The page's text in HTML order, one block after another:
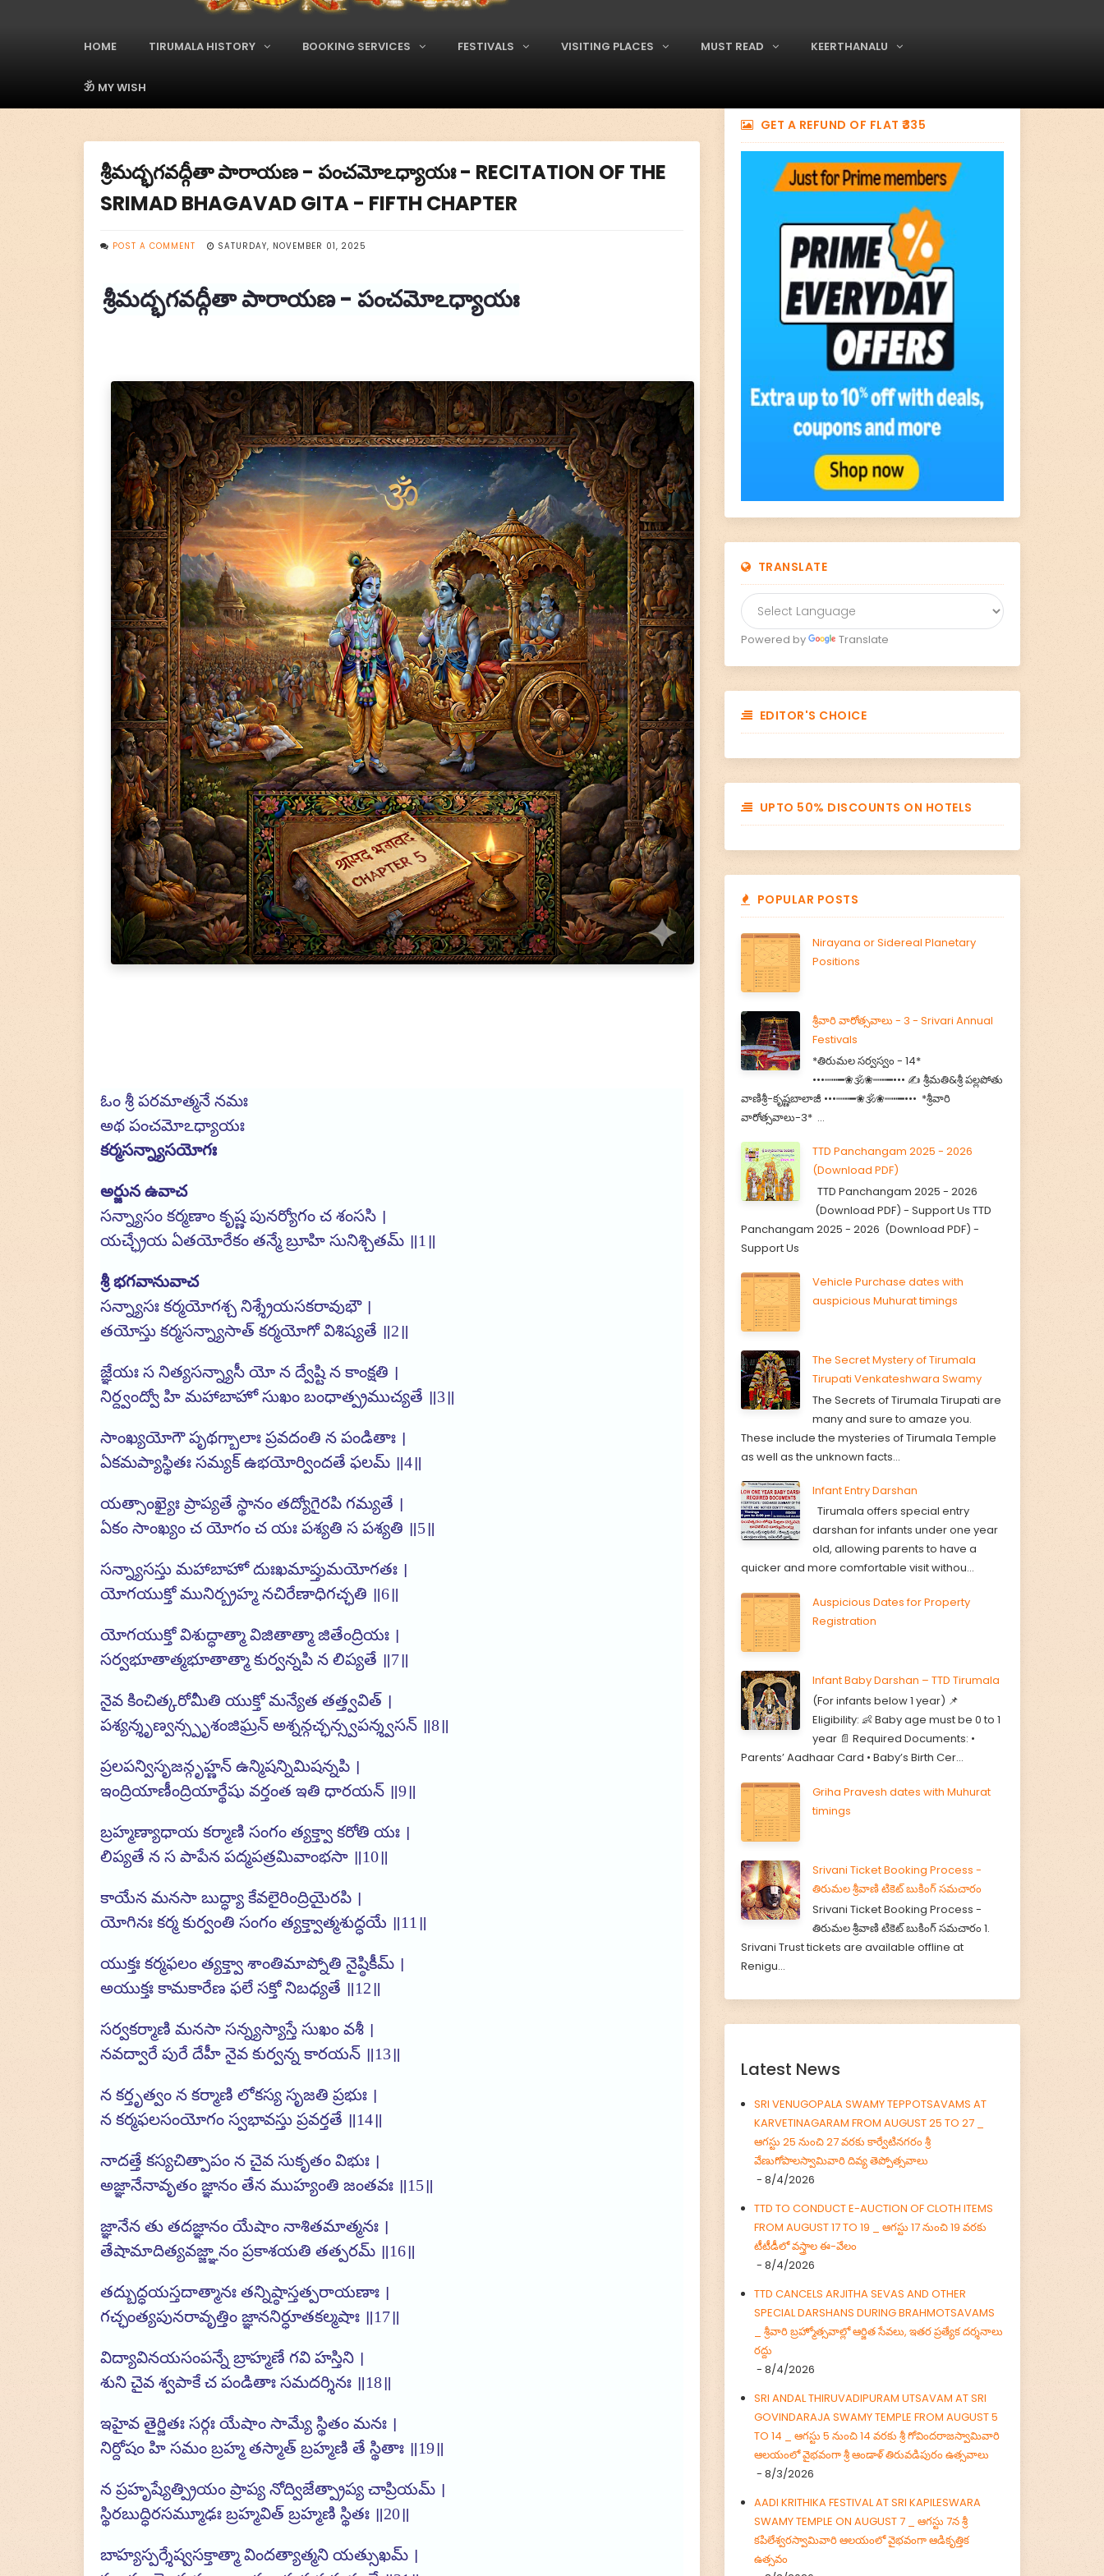
s
M
i
e
HOME TIRUMALA HISTORY BOOKING SERVICES FESTIVALS VISITING PLACES MUST READ KEERTHANALU
ॐ MY WISH
శ్రీమద్భగవద్గీతా పారాయణ - పంచమోఽధ్యాయః - RECITATION OF THE
SRIMAD BHAGAVAD GITA - FIFTH CHAPTER
POST A COMMENT SATURDAY, NOVEMBER 01, 2025
శ్రీమద్భగవద్గీతా పారాయణ - పంచమోఽధ్యాయః
ఓం శ్రీ పరమాత్మనే నమః
అథ పంచమోఽధ్యాయః
కర్మసన్న్యాసయోగః
అర్జున ఉవాచ
సన్న్యాసం కర్మణాం కృష్ణ పునర్యోగం చ శంససి ।
యచ్ఛ్రేయ ఏతయోరేకం తన్మే బ్రూహి సునిశ్చితమ్ ॥1॥
శ్రీ భగవానువాచ
సన్న్యాసః కర్మయోగశ్చ నిశ్శ్రేయసకరావుభౌ ।
తయోస్తు కర్మసన్న్యాసాత్ కర్మయోగో విశిష్యతే ॥2॥
జ్ఞేయః స నిత్యసన్న్యాసీ యో న ద్వేష్టి న కాంక్షతి ।
నిర్ద్వంద్వో హి మహాబాహో సుఖం బంధాత్ప్రముచ్యతే ॥3॥
సాంఖ్యయోగౌ పృథగ్బాలాః ప్రవదంతి న పండితాః ।
ఏకమప్యాస్థితః సమ్యక్ ఉభయోర్విందతే ఫలమ్ ॥4॥
యత్సాంఖ్యైః ప్రాప్యతే స్థానం తద్యోగైరపి గమ్యతే ।
ఏకం సాంఖ్యం చ యోగం చ యః పశ్యతి స పశ్యతి ॥5॥
సన్న్యాసస్తు మహాబాహో దుఃఖమాప్తుమయోగతః ।
యోగయుక్తో మునిర్బ్రహ్మ నచిరేణాధిగచ్ఛతి ॥6॥
యోగయుక్తో విశుద్ధాత్మా విజితాత్మా జితేంద్రియః ।
సర్వభూతాత్మభూతాత్మా కుర్వన్నపి న లిప్యతే ॥7॥
నైవ కించిత్కరోమీతి యుక్తో మన్యేత తత్త్వవిత్ ।
పశ్యన్శృణ్వన్స్పృశంజిఘ్రన్ అశ్నన్గచ్ఛన్స్వపన్శ్వసన్ ॥8॥
ప్రలపన్విసృజన్గృహ్ణన్ ఉన్మిషన్నిమిషన్నపి ।
ఇంద్రియాణీంద్రియార్థేషు వర్తంత ఇతి ధారయన్ ॥9॥
బ్రహ్మణ్యాధాయ కర్మాణి సంగం త్యక్త్వా కరోతి యః ।
లిప్యతే న స పాపేన పద్మపత్రమివాంభసా ॥10॥
కాయేన మనసా బుద్ధ్యా కేవలైరింద్రియైరపి ।
యోగినః కర్మ కుర్వంతి సంగం త్యక్త్వాత్మశుద్ధయే ॥11॥
యుక్తః కర్మఫలం త్యక్త్వా శాంతిమాప్నోతి నైష్ఠికీమ్ ।
అయుక్తః కామకారేణ ఫలే సక్తో నిబధ్యతే ॥12॥
సర్వకర్మాణి మనసా సన్న్యస్యాస్తే సుఖం వశీ ।
నవద్వారే పురే దేహీ నైవ కుర్వన్న కారయన్ ॥13॥
న కర్తృత్వం న కర్మాణి లోకస్య సృజతి ప్రభుః ।
న కర్మఫలసంయోగం స్వభావస్తు ప్రవర్తతే ॥14॥
నాదత్తే కస్యచిత్పాపం న చైవ సుకృతం విభుః ।
అజ్ఞానేనావృతం జ్ఞానం తేన ముహ్యంతి జంతవః ॥15॥
జ్ఞానేన తు తదజ్ఞానం యేషాం నాశితమాత్మనః ।
తేషామాదిత్యవజ్జ్ఞానం ప్రకాశయతి తత్పరమ్ ॥16॥
తద్బుద్ధయస్తదాత్మానః తన్నిష్ఠాస్తత్పరాయణాః ।
గచ్ఛంత్యపునరావృత్తిం జ్ఞాననిర్ధూతకల్మషాః ॥17॥
విద్యావినయసంపన్నే బ్రాహ్మణే గవి హస్తిని ।
శుని చైవ శ్వపాకే చ పండితాః సమదర్శినః ॥18॥
ఇహైవ తైర్జితః సర్గః యేషాం సామ్యే స్థితం మనః ।
నిర్దోషం హి సమం బ్రహ్మ తస్మాత్ బ్రహ్మణి తే స్థితాః ॥19॥
న ప్రహృష్యేత్ప్రియం ప్రాప్య నోద్విజేత్ప్రాప్య చాప్రియమ్ ।
స్థిరబుద్ధిరసమ్మూఢః బ్రహ్మవిత్ బ్రహ్మణి స్థితః ॥20॥
బాహ్యస్పర్శేష్వసక్తాత్మా విందత్యాత్మని యత్సుఖమ్ ।
GET A REFUND OF FLAT ₹335
TRANSLATE
Powered by Translate
EDITOR'S CHOICE
UPTO 50% DISCOUNTS ON HOTELS
POPULAR POSTS
Nirayana or Sidereal Planetary
Positions
శ్రీవారి వారోత్సవాలు - 3 - Srivari Annual
Festivals
*తిరుమల సర్వస్వం - 14*
•••┉┅━❀🕉️❀┉┅━••• ✍️ శ్రీమతి&శ్రీ పల్లపోతు
వాణిశ్రీ-కృష్ణబాలాజీ •••┉┅━❀🕉️❀┉┅━••• *శ్రీవారి
వారోత్సవాలు-3* ...
TTD Panchangam 2025 - 2026
(Download PDF)
TTD Panchangam 2025 - 2026
(Download PDF) - Support Us TTD
Panchangam 2025 - 2026 (Download PDF) -
Support Us
Vehicle Purchase dates with
auspicious Muhurat timings
The Secret Mystery of Tirumala
Tirupati Venkateshwara Swamy
The Secrets of Tirumala Tirupati are
many and sure to amaze you.
These include the mysteries of Tirumala Temple
as well as the unknown facts...
Infant Entry Darshan
Tirumala offers special entry
darshan for infants under one year
old, allowing parents to have a
quicker and more comfortable visit withou...
Auspicious Dates for Property
Registration
Infant Baby Darshan – TTD Tirumala
(For infants below 1 year) 📌
Eligibility: 👶 Baby age must be 0 to 1
year 📄 Required Documents: •
Parents’ Aadhaar Card • Baby’s Birth Cer...
Griha Pravesh dates with Muhurat
timings
Srivani Ticket Booking Process -
తిరుమల శ్రీవాణి టికెట్ బుకింగ్ సమచారం
Srivani Ticket Booking Process -
తిరుమల శ్రీవాణి టికెట్ బుకింగ్ సమచారం 1.
Srivani Trust tickets are available offline at
Renigu...
Latest News
SRI VENUGOPALA SWAMY TEPPOTSAVAMS AT
KARVETINAGARAM FROM AUGUST 25 TO 27 _
ఆగస్టు 25 నుంచి 27 వరకు కార్వేటినగరం శ్రీ
వేణుగోపాలస్వామివారి దివ్య తెప్పోత్సవాలు
- 8/4/2026
TTD TO CONDUCT E-AUCTION OF CLOTH ITEMS
FROM AUGUST 17 TO 19 _ ఆగస్టు 17 నుంచి 19 వరకు
టీటీడీలో వస్త్రాల ఈ-వేలం
- 8/4/2026
TTD CANCELS ARJITHA SEVAS AND OTHER
SPECIAL DARSHANS DURING BRAHMOTSAVAMS
_ శ్రీవారి బ్రహ్మోత్సవాల్లో ఆర్జిత సేవలు, ఇతర ప్రత్యేక దర్శనాలు
రద్దు
- 8/4/2026
SRI ANDAL THIRUVADIPURAM UTSAVAM AT SRI
GOVINDARAJA SWAMY TEMPLE FROM AUGUST 5
TO 14 _ ఆగస్టు 5 నుంచి 14 వరకు శ్రీ గోవిందరాజస్వామివారి
ఆలయంలో వైభవంగా శ్రీ ఆండాళ్ తిరువడిపురం ఉత్సవాలు
- 8/3/2026
AADI KRITHIKA FESTIVAL AT SRI KAPILESWARA
SWAMY TEMPLE ON AUGUST 7 _ ఆగస్టు 7న శ్రీ
కపిలేశ్వరస్వామివారి ఆలయంలో వైభవంగా ఆడికృత్తిక
ఉత్సవం
!! Om Namo Venkatesaya !! Thanks for your support